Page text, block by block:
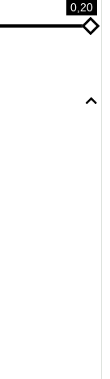
0,20